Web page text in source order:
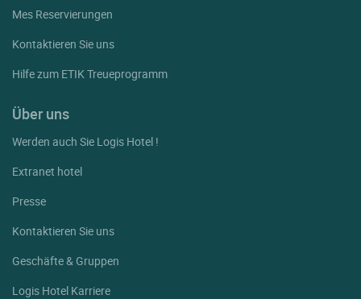
Mes Reservierungen
Kontaktieren Sie uns
Hilfe zum ETIK Treueprogramm
Über uns
Werden auch Sie Logis Hotel !
Extranet hotel
Presse
Kontaktieren Sie uns
Geschäfte & Gruppen
Logis Hotel Karriere